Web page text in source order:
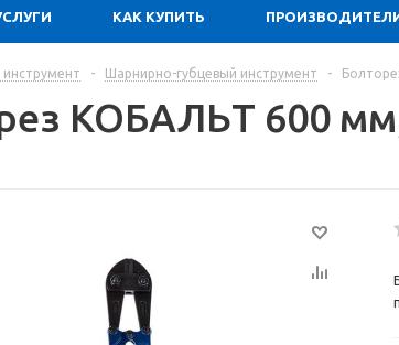
КАК КУПИТЬ
инструмент - Шарнирно-губцевый инструмент -
КОБАЛЬТ 600